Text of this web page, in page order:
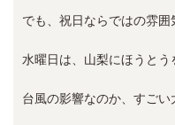
でも、祝日ならではの雰
水曜日は、山梨にほうとう
台風の影響なのか、すごい